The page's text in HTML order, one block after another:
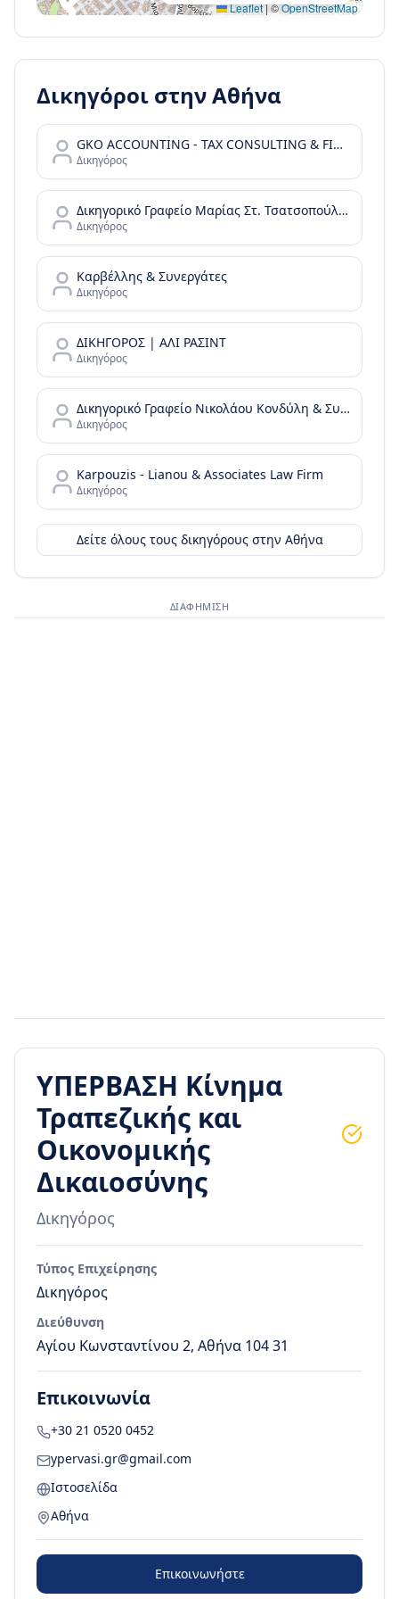
Leaflet|©OpenStreetMap
Δικηγόροι στηνΑθήνα
GKO ACCOUNTING - TAX CONSULTING & FINANCIAL SERVICES
Δικηγόρος
Δικηγορικό Γραφείο Μαρίας Στ. Τσατσοπούλου LAW it/Maria Tsatsopoulou Law office
Δικηγόρος
Καρβέλλης & Συνεργάτες
Δικηγόρος
ΔΙΚΗΓΟΡΟΣ | ΑΛΙ ΡΑΣΙΝΤ
Δικηγόρος
Δικηγορικό Γραφείο Νικολάου Κονδύλη & Συνεργατών - N. Kondylis & Partners Law Office
Δικηγόρος
Karpouzis - Lianou & Associates Law Firm
Δικηγόρος
Δείτε όλους τους δικηγόρους στην Αθήνα
ΔΙΑΦΉΜΙΣΗ
ΥΠΕΡΒΑΣΗ Κίνημα
Τραπεζικής και
Οικονομικής
Δικαιοσύνης
Δικηγόρος
Τύπος Επιχείρησης
Δικηγόρος
Διεύθυνση
Αγίου Κωνσταντίνου 2, Αθήνα 104 31
Επικοινωνία
+30 21 0520 0452
ypervasi.gr@gmail.com
Ιστοσελίδα
Αθήνα
Επικοινωνήστε